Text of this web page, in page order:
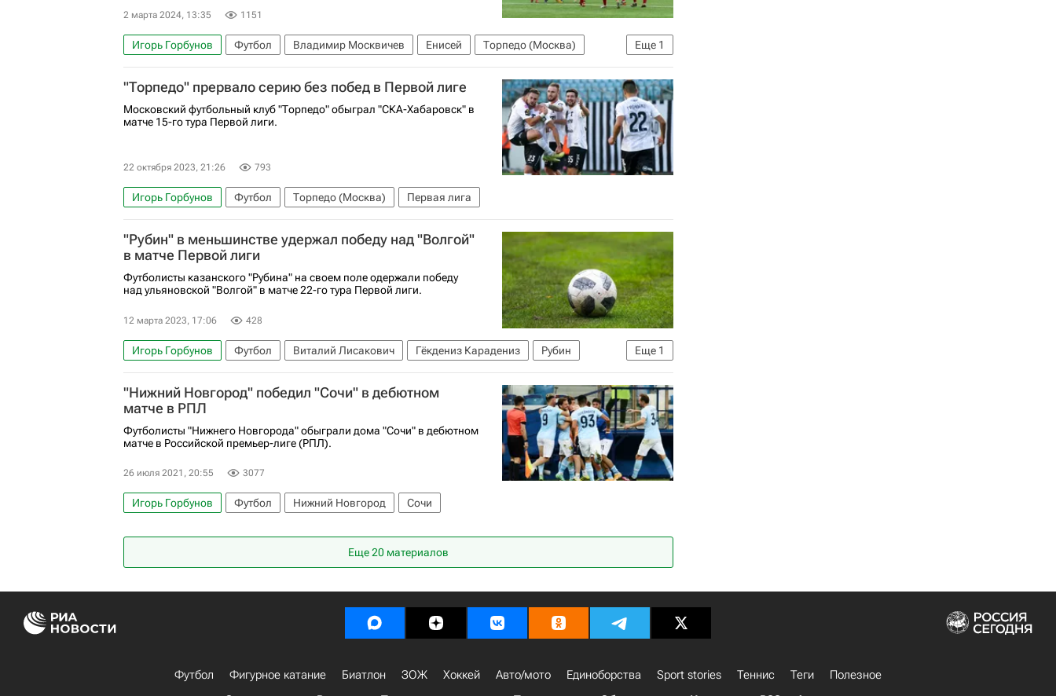
2 марта 2024, 13:35 1151
Еще 1
Игорь Горбунов Футбол Владимир Москвичев Енисей
Торпедо (Москва)
Андрей Тихонов
"Торпедо" прервало серию без побед в Первой лиге
Московский футбольный клуб "Торпедо" обыграл "СКА-Хабаровск" в
матче 15-го тура Первой лиги.
22 октября 2023, 21:26 793
Игорь Горбунов Футбол Торпедо (Москва) Первая лига
"Рубин" в меньшинстве удержал победу над "Волгой"
в матче Первой лиги
Футболисты казанского "Рубина" на своем поле одержали победу
над ульяновской "Волгой" в матче 22-го тура Первой лиги.
12 марта 2023, 17:06 428
Еще 1
Игорь Горбунов Футбол Виталий Лисакович Гёкдениз Карадениз
Рубин
Волга (Нижний Новгород)
"Нижний Новгород" победил "Сочи" в дебютном
матче в РПЛ
Футболисты "Нижнего Новгорода" обыграли дома "Сочи" в дебютном
матче в Российской премьер-лиге (РПЛ).
26 июля 2021, 20:55 3077
Игорь Горбунов Футбол Нижний Новгород Сочи
Еще 20 материалов
Футбол Фигурное катание Биатлон ЗОЖ Хоккей Авто/мото Единоборства Sport stories Теннис Теги
Полезное